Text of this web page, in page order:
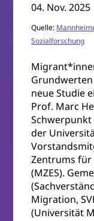
04. Nov. 2025
Quelle:
Sozialforschung
neue Studie
Prof. Marc
der
Zentrums für
(MZES).
Migration,
(Universität